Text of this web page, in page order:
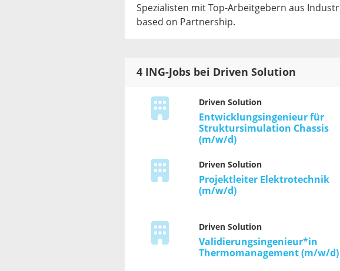
Spezialisten mit Top-Arbeitgebern aus
based on Partnership.
4 ING-Jobs bei Driven Solution
Driven Solution
Entwicklungsingenieur für
Struktursimulation Chassis
(m/w/d)
Driven Solution
Projektleiter Elektrotechnik
(m/w/d)
Driven Solution
Validierungsingenieur*in
Thermomanagement (m/w/d)